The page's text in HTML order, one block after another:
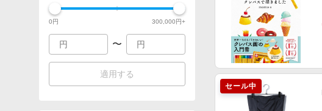
0円 300,000円+
〜
適用する
セール中